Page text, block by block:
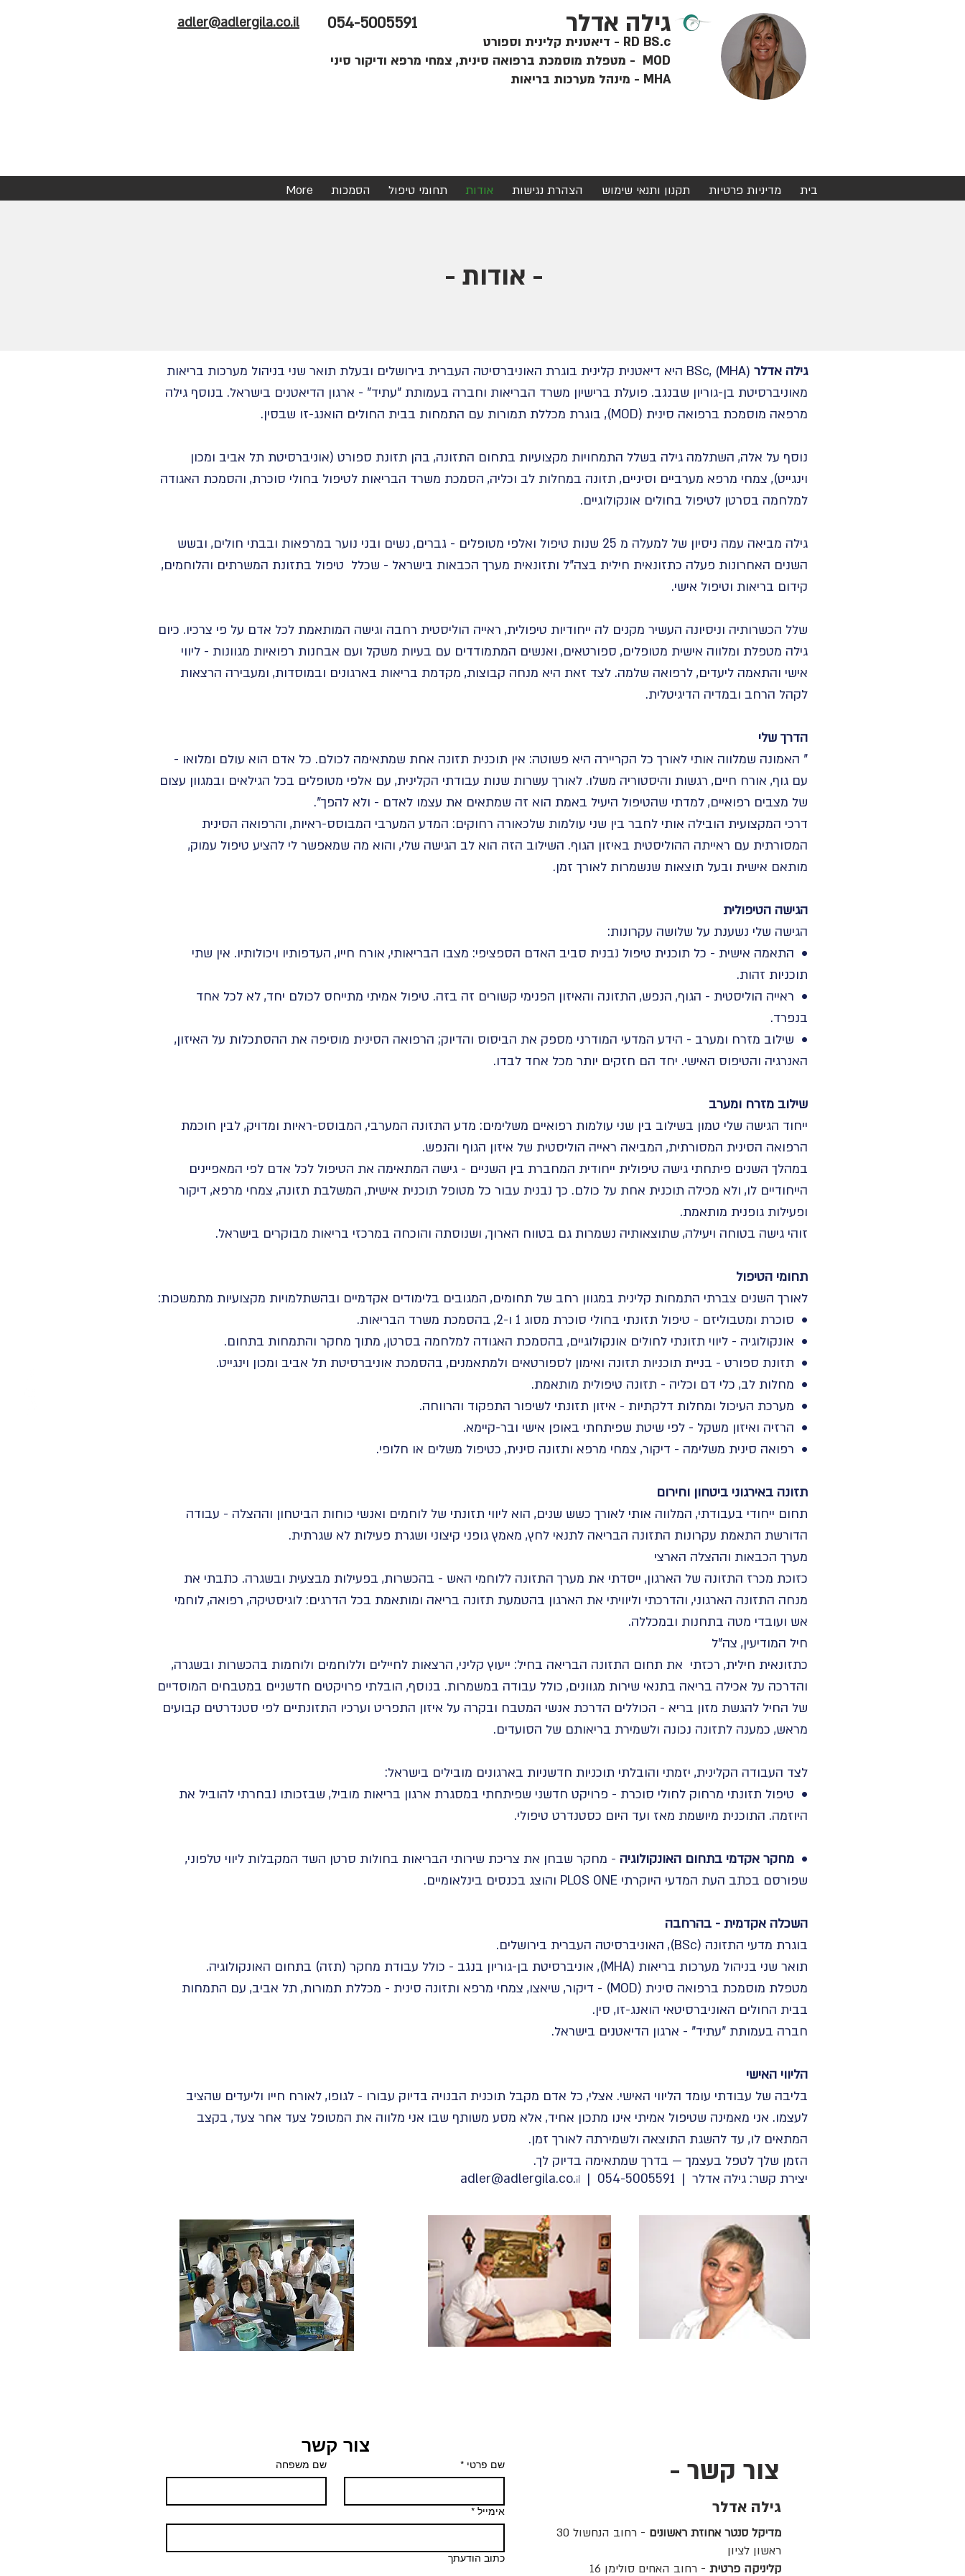
adler@adlergila.co.il גילה אדלר
RD BS.c - דיאטנית קלינית וספורט
MOD - מטפלת מוסמכת ברפואה סינית, צמחי מרפא ודיקור סיני
MHA - מינהל מערכות בריאות
054-5005591
בית מדיניות פרטיות תקנון ותנאי שימוש הצהרת נגישות אודות תחומי טיפול הסמכות More
- אודות -
גילה אדלר
BSc, (MHA) היא דיאטנית קלינית בוגרת האוניברסיטה העברית בירושלים ובעלת תואר שני בניהול מערכות בריאות
מאוניברסיטת בן-גוריון שבנגב. פועלת ברישיון משרד הבריאות וחברה בעמותת "עתיד" - ארגון הדיאטנים בישראל. בנוסף גילה
מרפאה מוסמכת ברפואה סינית (MOD), בוגרת מכללת תמורות עם התמחות בבית החולים הואנג-זו שבסין.
נוסף על אלה, השתלמה גילה בשלל התמחויות מקצועיות בתחום התזונה, בהן תזונת ספורט (אוניברסיטת תל אביב ומכון
וינגייט), צמחי מרפא מערביים וסיניים, תזונה במחלות לב וכליה, הסמכת משרד הבריאות לטיפול בחולי סוכרת, והסמכת האגודה
למלחמה בסרטן לטיפול בחולים אונקולוגיים.
גילה מביאה עמה ניסיון של למעלה מ 25 שנות טיפול ואלפי מטופלים - גברים, נשים ובני נוער במרפאות ובבתי חולים, ובשש
השנים האחרונות פעלה כתזונאית חילית בצה"ל ותזונאית מערך הכבאות בישראל - שכלל טיפול בתזונת המשרתים והלוחמים,
קידום בריאות וטיפול אישי.
שלל הכשרותיה וניסיונה העשיר מקנים לה ייחודיות טיפולית, ראייה הוליסטית רחבה וגישה המותאמת לכל אדם על פי צרכיו. כיום
גילה מטפלת ומלווה אישית מטופלים, ספורטאים, ואנשים המתמודדים עם בעיות משקל ועם אבחנות רפואיות מגוונות - ליווי
אישי והתאמה ליעדים, לרפואה שלמה. לצד זאת היא מנחה קבוצות, מקדמת בריאות בארגונים ובמוסדות, ומעבירה הרצאות
לקהל הרחב ובמדיה הדיגיטלית.
הדרך שלי
" האמונה שמלווה אותי לאורך כל הקריירה היא פשוטה: אין תוכנית תזונה אחת שמתאימה לכולם. כל אדם הוא עולם ומלואו -
עם גוף, אורח חיים, רגשות והיסטוריה משלו. לאורך עשרות שנות עבודתי הקלינית, עם אלפי מטופלים בכל הגילאים ובמגוון עצום
של מצבים רפואיים, למדתי שהטיפול היעיל באמת הוא זה שמתאים את עצמו לאדם - ולא להפך".
דרכי המקצועית הובילה אותי לחבר בין שני עולמות שלכאורה רחוקים: המדע המערבי המבוסס-ראיות, והרפואה הסינית
המסורתית עם ראייתה ההוליסטית באיזון הגוף. השילוב הזה הוא לב הגישה שלי, והוא מה שמאפשר לי להציע טיפול עמוק,
מותאם אישית ובעל תוצאות שנשמרות לאורך זמן.
הגישה הטיפולית
הגישה שלי נשענת על שלושה עקרונות:
• התאמה אישית - כל תוכנית טיפול נבנית סביב האדם הספציפי: מצבו הבריאותי, אורח חייו, העדפותיו ויכולותיו. אין שתי
תוכניות זהות.
• ראייה הוליסטית - הגוף, הנפש, התזונה והאיזון הפנימי קשורים זה בזה. טיפול אמיתי מתייחס לכולם יחד, לא לכל אחד
בנפרד.
• שילוב מזרח ומערב - הידע המדעי המודרני מספק את הביסוס והדיוק; הרפואה הסינית מוסיפה את ההסתכלות על האיזון,
האנרגיה והטיפוס האישי. יחד הם חזקים יותר מכל אחד לבדו.
שילוב מזרח ומערב
ייחוד הגישה שלי טמון בשילוב בין שני עולמות רפואיים משלימים: מדע התזונה המערבי, המבוסס-ראיות ומדויק, לבין חוכמת
הרפואה הסינית המסורתית, המביאה ראייה הוליסטית של איזון הגוף והנפש.
במהלך השנים פיתחתי גישה טיפולית ייחודית המחברת בין השניים - גישה המתאימה את הטיפול לכל אדם לפי המאפיינים
הייחודיים לו, ולא מכילה תוכנית אחת על כולם. כך נבנית עבור כל מטופל תוכנית אישית, המשלבת תזונה, צמחי מרפא, דיקור
ופעילות גופנית מותאמת.
זוהי גישה בטוחה ויעילה, שתוצאותיה נשמרות גם בטווח הארוך, ושנוסתה והוכחה במרכזי בריאות מבוקרים בישראל.
תחומי הטיפול
לאורך השנים צברתי התמחות קלינית במגוון רחב של תחומים, המגובים בלימודים אקדמיים ובהשתלמויות מקצועיות מתמשכות:
• סוכרת ומטבוליזם - טיפול תזונתי בחולי סוכרת מסוג 1 ו-2, בהסמכת משרד הבריאות.
• אונקולוגיה - ליווי תזונתי לחולים אונקולוגיים, בהסמכת האגודה למלחמה בסרטן, מתוך מחקר והתמחות בתחום.
• תזונת ספורט - בניית תוכניות תזונה ואימון לספורטאים ולמתאמנים, בהסמכת אוניברסיטת תל אביב ומכון וינגייט.
• מחלות לב, כלי דם וכליה - תזונה טיפולית מותאמת.
• מערכת העיכול ומחלות דלקתיות - איזון תזונתי לשיפור התפקוד והרווחה.
• הרזיה ואיזון משקל - לפי שיטת שפיתחתי באופן אישי ובר-קיימא.
• רפואה סינית משלימה - דיקור, צמחי מרפא ותזונה סינית, כטיפול משלים או חלופי.
תזונה באירגוני ביטחון וחירום
תחום ייחודי בעבודתי, המלווה אותי לאורך כשש שנים, הוא ליווי תזונתי של לוחמים ואנשי כוחות הביטחון וההצלה - עבודה
הדורשת התאמת עקרונות התזונה הבריאה לתנאי לחץ, מאמץ גופני קיצוני ושגרת פעילות לא שגרתית.
מערך הכבאות וההצלה הארצי
כזוכת מכרז התזונה של הארגון, ייסדתי את מערך התזונה ללוחמי האש - בהכשרות, בפעילות מבצעית ובשגרה. כתבתי את
מנחה התזונה הארגוני, והדרכתי וליוויתי את הארגון בהטמעת תזונה בריאה ומותאמת בכל הדרגים: לוגיסטיקה, רפואה, לוחמי
אש ועובדי מטה בתחנות ובמכללה.
חיל המודיעין, צה"ל
כתזונאית חילית, רכזתי את תחום התזונה הבריאה בחיל: ייעוץ קליני, הרצאות לחיילים וללוחמים ולוחמות בהכשרות ובשגרה,
והדרכה על אכילה בריאה בתנאי שירות מגוונים, כולל עבודה במשמרות. בנוסף, הובלתי פרויקטים חדשניים במטבחים המוסדיים
של החיל להגשת מזון בריא - הכוללים הדרכת אנשי המטבח ובקרה על איזון התפריט וערכיו התזונתיים לפי סטנדרטים קבועים
מראש, כמענה לתזונה נכונה ולשמירת בריאותם של הסועדים.
לצד העבודה הקלינית, יזמתי והובלתי תוכניות חדשניות בארגונים מובילים בישראל:
• טיפול תזונתי מרחוק לחולי סוכרת - פרויקט חדשני שפיתחתי במסגרת ארגון בריאות מוביל, שבזכותו נבחרתי להוביל את
היוזמה. התוכנית מיושמת מאז ועד היום כסטנדרט טיפולי.
• מחקר אקדמי בתחום האונקולוגיה - מחקר שבחן את צריכת שירותי הבריאות בחולות סרטן השד המקבלות ליווי טלפוני,
שפורסם בכתב העת המדעי היוקרתי PLOS ONE והוצג בכנסים בינלאומיים.
השכלה אקדמית - בהרחבה
בוגרת מדעי התזונה (BSc), האוניברסיטה העברית בירושלים.
תואר שני בניהול מערכות בריאות (MHA), אוניברסיטת בן-גוריון בנגב - כולל עבודת מחקר (תזה) בתחום האונקולוגיה.
מטפלת מוסמכת ברפואה סינית (MOD) - דיקור, שיאצו, צמחי מרפא ותזונה סינית - מכללת תמורות, תל אביב, עם התמחות
בבית החולים האוניברסיטאי הואנג-זו, סין.
חברה בעמותת "עתיד" - ארגון הדיאטנים בישראל.
הליווי האישי
בליבה של עבודתי עומד הליווי האישי. אצלי, כל אדם מקבל תוכנית הבנויה בדיוק עבורו - לגופו, לאורח חייו וליעדים שהציב
לעצמו. אני מאמינה שטיפול אמיתי אינו מתכון אחיד, אלא מסע משותף שבו אני מלווה את המטופל צעד אחר צעד, בקצב
המתאים לו, עד להשגת התוצאה ולשמירתה לאורך זמן.
הזמן שלך לטפל בעצמך — בדרך שמתאימה בדיוק לך.
יצירת קשר: גילה אדלר | 054-5005591 |
adler@adlergila.co.il
צור קשר -
גילה אדלר
מדיקל סנטר אחוזת ראשונים
- רחוב הנחשול 30
ראשון לציון
קליניקה פרטית - רחוב האחים סולימן 16
צור קשר
שם פרטי * שם משפחה
אימייל *
כתוב הודעתך